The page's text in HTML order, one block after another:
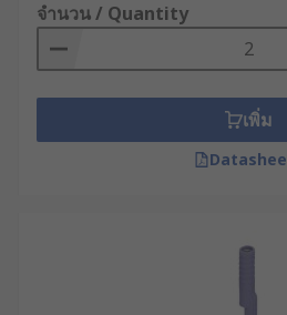
จำนวน / Quantity
เพิ่ม